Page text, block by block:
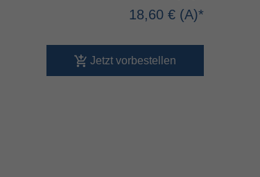
18,60 €
Jetzt vorbestellen